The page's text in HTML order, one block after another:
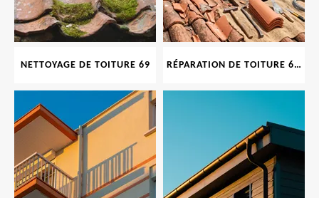
NETTOYAGE DE TOITURE 69 RÉPARATION DE TOITURE 69 RHONE, TUILES CASSÉES OU ABIMÉES